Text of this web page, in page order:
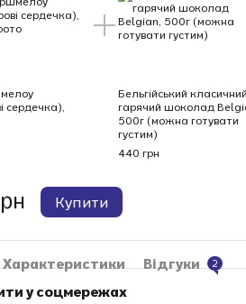
сердечка),
Бельгійський класичний
гарячий шоколад
500г (можна готувати
густим)
440 грн
Купити
Характеристики Відгуки 2
у соцмережах